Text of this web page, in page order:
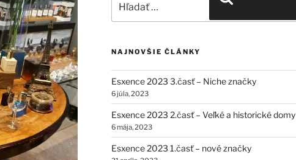
NAJNOVŠIE ČLÁNKY
Esxence 2023 3.časť – Niche značky
6 júla, 2023
Esxence 2023 2.časť – Veľké a historické domy
6 mája, 2023
Esxence 2023 1.časť – nové značky